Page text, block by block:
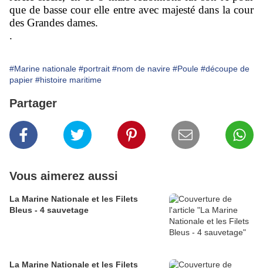
que de basse cour elle entre avec majesté dans la cour
des Grandes dames.
.
#Marine nationale #portrait #nom de navire #Poule #découpe de
papier #histoire maritime
Partager
Vous aimerez aussi
La Marine Nationale et les Filets
Bleus - 4 sauvetage
La Marine Nationale et les Filets